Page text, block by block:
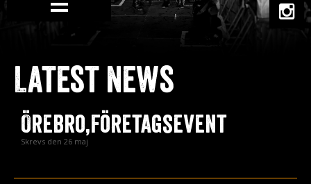
Music
Gigs
Gallery
Latest news
Örebro,Företagsevent
Skrevs den 26 maj